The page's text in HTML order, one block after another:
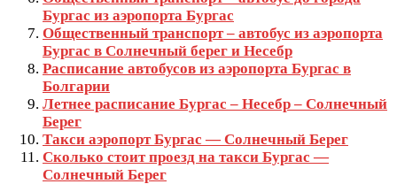
Бургас из аэропорта Бургас
Общественный транспорт – автобус из аэропорта
Бургас в Солнечный берег и Несебр
Расписание автобусов из аэропорта Бургас в
Болгарии
Летнее расписание Бургас – Несебр – Солнечный
Берег
Такси аэропорт Бургас — Солнечный Берег
Сколько стоит проезд на такси Бургас —
Солнечный Берег